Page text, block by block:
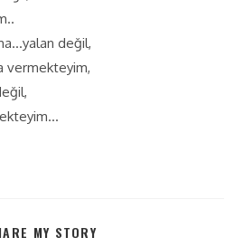
değil,
vermekteyim,
MY STORY